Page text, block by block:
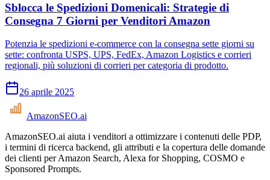
Sblocca le Spedizioni Domenicali: Strategie di
Consegna 7 Giorni per Venditori Amazon
Potenzia le spedizioni e-commerce con la consegna sette giorni su
sette: confronta USPS, UPS, FedEx, Amazon Logistics e corrieri
regionali, più soluzioni di corrieri per categoria di prodotto.
26 aprile 2025
AmazonSEO.ai
AmazonSEO.ai aiuta i venditori a ottimizzare i contenuti delle PDP,
i termini di ricerca backend, gli attributi e la copertura delle domande
dei clienti per Amazon Search, Alexa for Shopping, COSMO e
Sponsored Prompts.